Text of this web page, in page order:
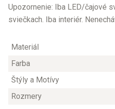
Upozornenie: Iba LED/čajové
sviečkach. Iba interiér.
Materiál
Farba
Štýly a Motívy
Rozmery